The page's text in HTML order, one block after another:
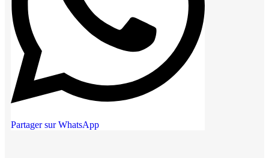
Partager sur WhatsApp